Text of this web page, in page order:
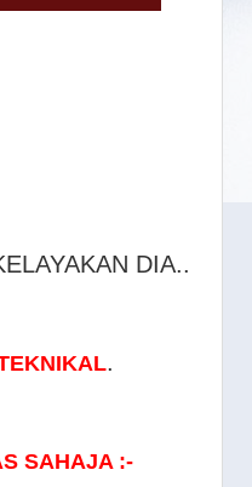
DIA..
.
SAHAJA :-